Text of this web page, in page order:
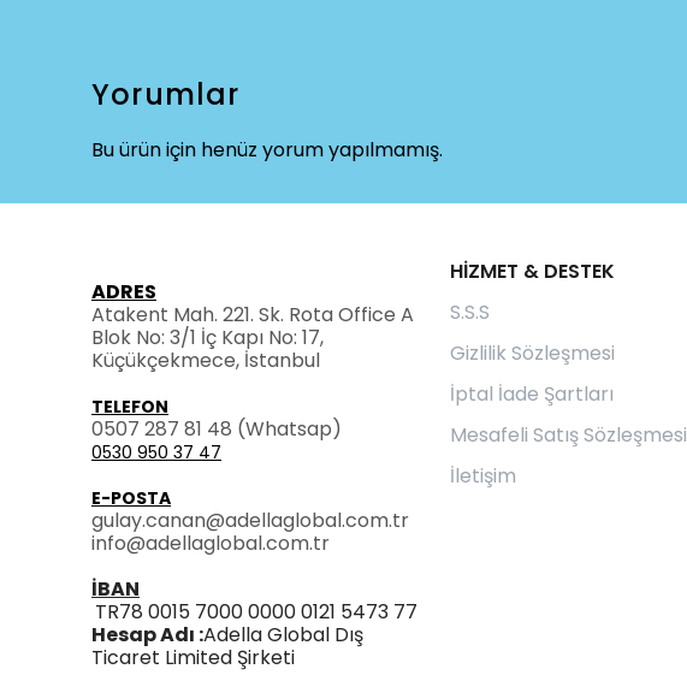
Yorumlar
Bu ürün için henüz yorum yapılmamış.
HİZMET & DESTEK
S.S.S
Gizlilik Sözleşmesi
İptal İade Şartları
Mesafeli Satış Sözleşmesi
İletişim
ADRES
Atakent Mah. 221. Sk. Rota Office A
Blok No: 3/1 İç Kapı No: 17,
Küçükçekmece, İstanbul
TELEFON
0507 287 81 48 (Whatsap)
0530 950 37 47
E-POSTA
gulay.canan@adellaglobal.com.tr
info@adellaglobal.com.tr
İBAN
TR78 0015 7000 0000 0121 5473 77
Hesap Adı :Adella Global Dış
Ticaret Limited Şirketi